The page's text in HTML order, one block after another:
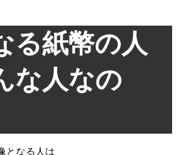
る紙幣の人
な人なの
となる人は